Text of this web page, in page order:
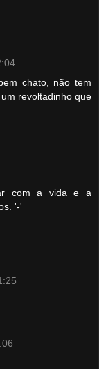
chato, não tem
revoltadinho que
com a vida e a
'-'